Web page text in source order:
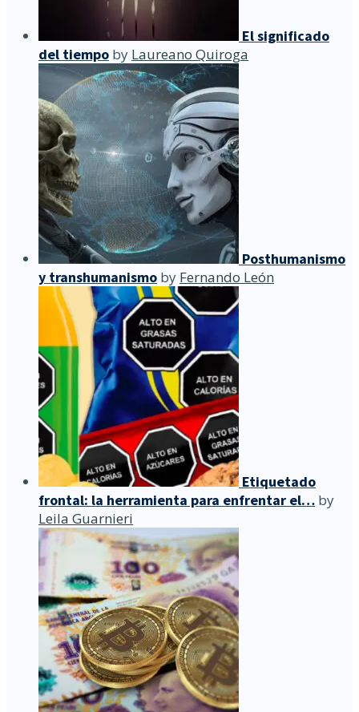
El significado
del tiempo by Laureano Quiroga
Posthumanismo
y transhumanismo by Fernando León
Etiquetado
frontal: la herramienta para enfrentar el… by
Leila Guarnieri